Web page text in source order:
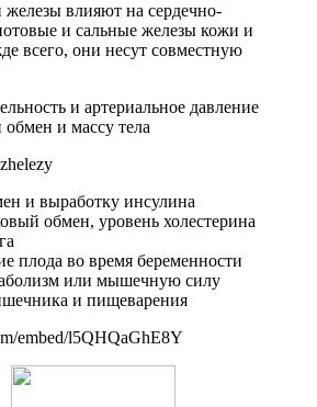
влияют на сердечно-
и сальные железы кожи и
всего, они несут совместную
и артериальное давление
и массу тела
и выработку инсулина
обмен, уровень холестерина
плода во время беременности
или мышечную силу
и пищеварения
embed/l5QHQaGhE8Y